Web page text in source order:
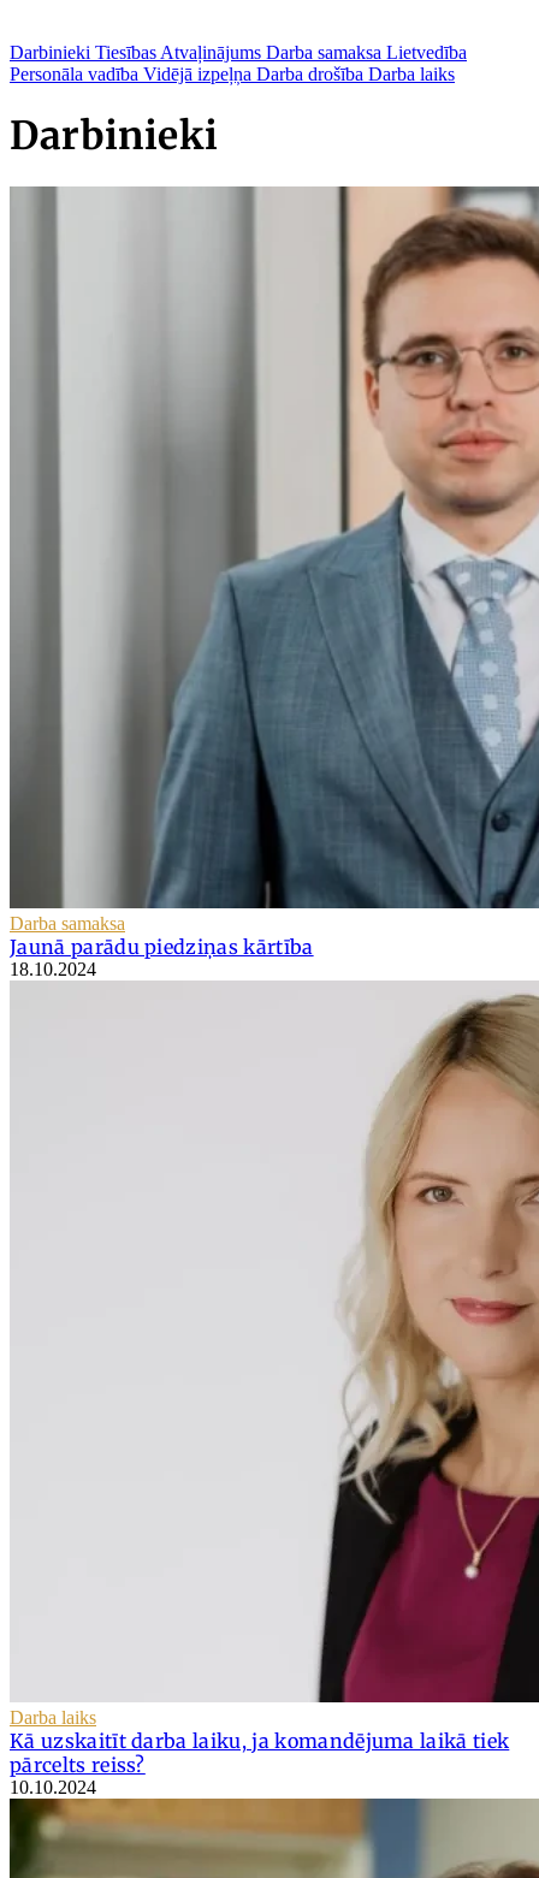
Darbinieki Tiesības Atvaļinājums Darba samaksa Lietvedība
Personāla vadība Vidējā izpeļņa Darba drošība Darba laiks
Darbinieki
Darba samaksa
Jaunā parādu piedziņas kārtība
18.10.2024
Darba laiks
Kā uzskaitīt darba laiku, ja komandējuma laikā tiek
pārcelts reiss?
10.10.2024